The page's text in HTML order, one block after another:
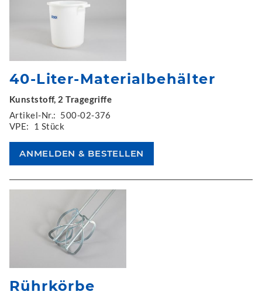
40-Liter-Materialbehälter
Kunststoff, 2 Tragegriffe
Artikel-Nr.: 500-02-376
VPE:
1 Stück
Rührkörbe